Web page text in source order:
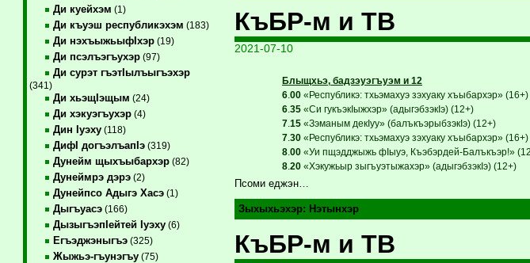
Ди куейхэм (1)
Ди къуэш республикэхэм (183)
Ди нэхъыжьыфIхэр(19)
Ди псэлъэгъухэр(97)
Ди сурэт гъэтIылъыгъэхэр
(341)
Ди хьэщIэщым (24)
Ди хэкуэгъухэр(4)
Дин Iуэху(118)
ДифI догъэлъапIэ(319)
Дунейм щыхъыбархэр(82)
Дунеймрэ дэрэ(2)
Дунейпсо Адыгэ Хасэ(1)
Дыгъуасэ(166)
ДызыгъэпIейтей Iуэху(6)
Егъэджэныгъэ(325)
Жыжьэ-гъунэгъу(75)
КъБР-м и ТВ
2021-07-10
Блыщхьэ, бадзэуэгъуэм и 12
6. 00«Республикэ: тхьэмахуэ зэхуаку хъыбархэр» (16+)
6. 35«Си гукъэкIыжхэр» (адыгэбзэкIэ) (12+)
7. 15«Зэманым декIуу» (балъкъэрыбзэкIэ) (12+)
7. 30«Республикэ: тхьэмахуэ зэхуаку хъыбархэр» (16+)
8. 00«Уи пщэдджыжь фIыуэ, Къэбэрдей-Балъкъэр!»
8. 20«Хэкужьыр зыгъуэтыжахэр» (адыгэбзэкIэ) (12+)
Псоми еджэн…
Зыхыхьэхэр: Нэтынхэр
КъБР-м и ТВ